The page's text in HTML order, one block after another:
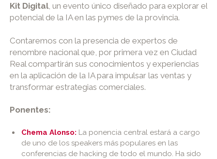
Kit Digital, un evento único diseñado para explorar el
potencial de la IA en las pymes de la provincia.
Contaremos con la presencia de expertos de
renombre nacional que, por primera vez en Ciudad
Real compartirán sus conocimientos y experiencias
en la aplicación de la IA para impulsar las ventas y
transformar estrategias comerciales.
Ponentes:
Chema Alonso: La ponencia central estará a cargo
de uno de los speakers más populares en las
conferencias de hacking de todo el mundo. Ha sido